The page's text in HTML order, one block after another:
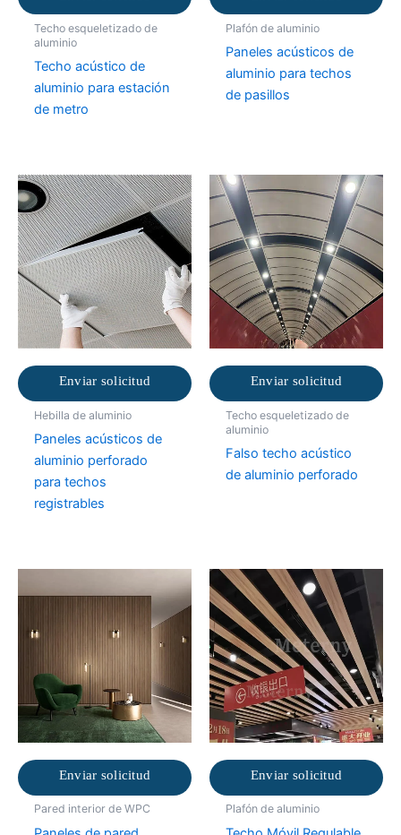
Techo esqueletizado de
aluminio
Techo acústico de
aluminio para estación
de metro
Plafón de aluminio
Paneles acústicos de
aluminio para techos
de pasillos
Enviar solicitud
Hebilla de aluminio
Paneles acústicos de
aluminio perforado
para techos
registrables
Enviar solicitud
Techo esqueletizado de
aluminio
Falso techo acústico
de aluminio perforado
Enviar solicitud
Pared interior de WPC
Enviar solicitud
Plafón de aluminio